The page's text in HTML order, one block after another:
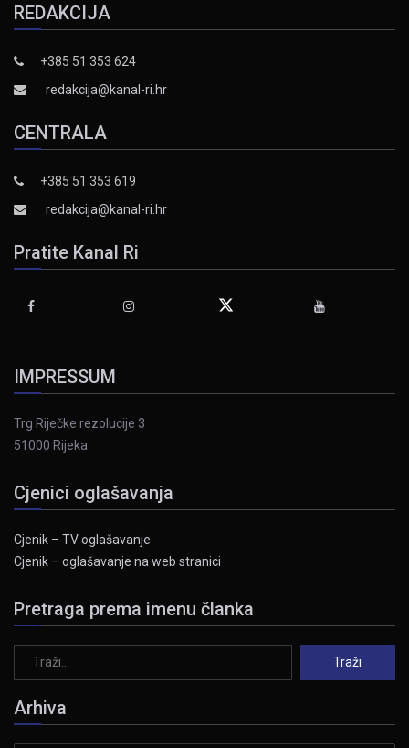
REDAKCIJA
+385 51 353 624
redakcija@kanal-ri.hr
CENTRALA
+385 51 353 619
redakcija@kanal-ri.hr
Pratite Kanal Ri
IMPRESSUM
Trg Riječke rezolucije 3
51000 Rijeka
Cjenici oglašavanja
Cjenik – TV oglašavanje
Cjenik – oglašavanje na web stranici
Pretraga prema imenu članka
Arhiva